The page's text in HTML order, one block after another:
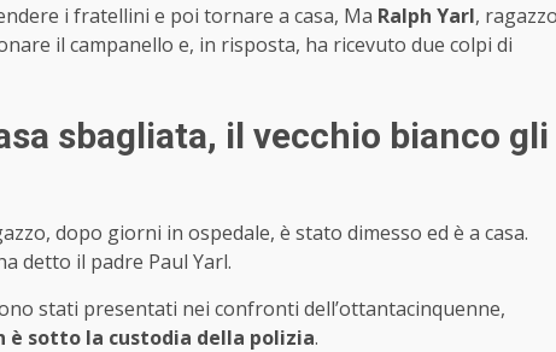
i fratellini e poi tornare a casa, Ma Ralph Yarl,
il campanello e, in risposta, ha ricevuto due colpi di
sbagliata, il vecchio bianco gli
dopo giorni in ospedale, è stato dimesso ed è a casa.
detto il padre Paul Yarl.
stati presentati nei confronti dell’ottantacinquenne,
è sotto la custodia della polizia.